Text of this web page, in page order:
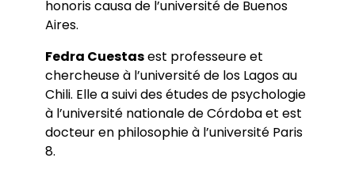
honoris causa de l’université de Buenos
Aires.
Fedra Cuestasest professeure et
chercheuse à l’université de los Lagos au
Chili. Elle a suivi des études de psychologie
à l’université nationale de Córdoba et est
docteur en philosophie à l’université Paris
8.